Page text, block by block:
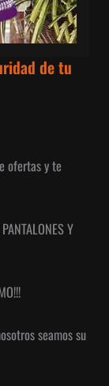
de tu
ofertas y te
Y
seamos su